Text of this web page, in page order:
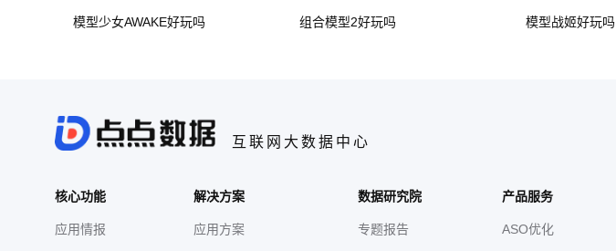
模型少女AWAKE好玩吗 组合模型2好玩吗 模型战姬好玩吗
互联网大数据中心
核心功能
应用情报
解决方案
应用方案
数据研究院
专题报告
产品服务
ASO优化